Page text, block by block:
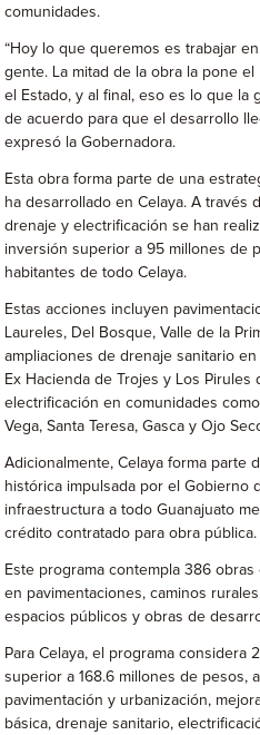
comunidades.
“Hoy lo que queremos es trabajar
gente. La mitad de la obra la pone
el Estado, y al final, eso es lo que la
de acuerdo para que el desarrollo
expresó la Gobernadora.
Esta obra forma parte de una
ha desarrollado en Celaya. A través
drenaje y electrificación se han
inversión superior a 95 millones de
habitantes de todo Celaya.
Estas acciones incluyen
Laureles, Del Bosque, Valle de la
ampliaciones de drenaje sanitario
Ex Hacienda de Trojes y Los
electrificación en comunidades
Vega, Santa Teresa, Gasca y Ojo
Adicionalmente, Celaya forma parte
histórica impulsada por el Gobierno
infraestructura a todo Guanajuato
crédito contratado para obra pública.
Este programa contempla 386
en pavimentaciones, caminos
espacios públicos y obras de
Para Celaya, el programa considera
superior a 168.6 millones de pesos,
pavimentación y urbanización,
básica, drenaje sanitario,